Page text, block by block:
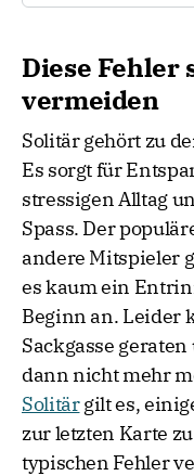
oder einem
derselben
Reihenfolge
Solitär. Es gibt
mehr Züge, aber
den Erfolg.
Diese Fehler
vermeiden
Solitär gehört zu
Es sorgt für
stressigen Alltag
Spass. Der
andere Mitspieler
es kaum ein
Beginn an. Leider
Sackgasse
dann nicht mehr
Solitärgilt es,
zur letzten Karte
typischen Fehler